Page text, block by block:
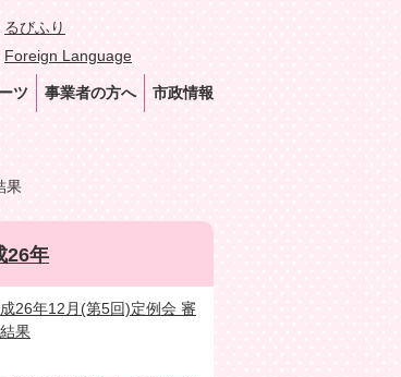
るびふり
Foreign Language
ツ 事業者の方へ 市政情報
果
26年
26年12月(第5回)定例会 審
果